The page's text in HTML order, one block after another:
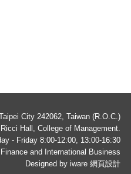
City 242062, Taiwan (R.O.C.)
Hall, College of Management.
- Friday 8:00-12:00, 13:00-16:30
and International Business
Designed by iware 網頁設計